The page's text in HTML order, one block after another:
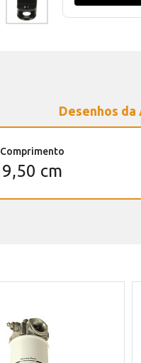
Desenhos da
Comprimento
9,50 cm